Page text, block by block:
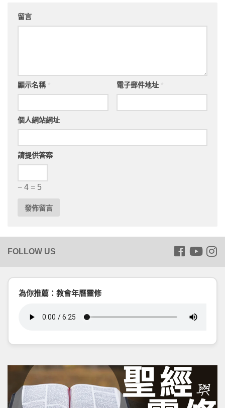
留言
顯示名稱 電子郵件地址
個人網站網址
請提供答案
− 4 = 5
為你推薦：教會年曆靈修